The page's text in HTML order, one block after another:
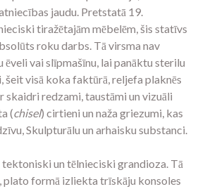
jaudu. Pretstatā 19.
tiražētajām mēbelēm, šis statīvs
roku darbs. Tā virsma nav
ēveli vai slīpmašīnu, lai panāktu sterilu
visā koka faktūrā, reljefa plaknēs
skaidri redzami, taustāmi un vizuāli
(chisel) cirtieni un naža griezumi, kas
Skulpturālu un arhaisku substanci.
un tēlnieciski grandioza. Tā
plato formā izliekta trīskāju konsoles